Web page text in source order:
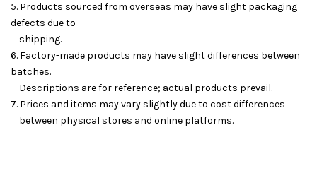
5. Products sourced from overseas may have slight packaging
defects due to
shipping.
6. Factory-made products may have slight differences between
batches.
Descriptions are for reference; actual products prevail.
7. Prices and items may vary slightly due to cost differences
between physical stores and online platforms.